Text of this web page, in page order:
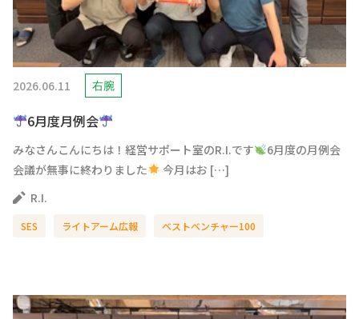
2026.06.11 右腕
6月度月例会
みなさんこんにちは！経営サポート室のR.I.です
6月度の月例会
会議が無事に終わりました
今月はお […]
R.I.
SES ライトアーム広報 ベストベンチャー100